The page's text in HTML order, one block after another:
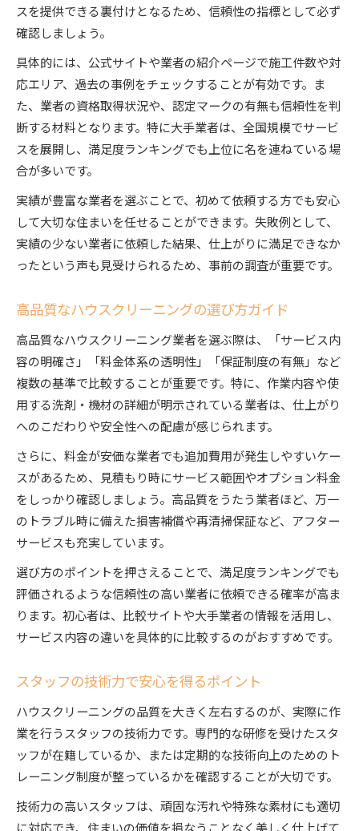
スを提供できる裏付けとなるため、信頼性の指標として必ず
確認しましょう。
具体的には、公式サイトや業者の紹介ページで施工件数や対
応エリア、過去の事例をチェックすることが有効です。ま
た、業者の資格取得状況や、認定マークの有無も信頼性を判
断する材料となります。特に大手業者は、全国規模でサービ
スを展開し、満足度ランキングでも上位に名を連ねている場
合が多いです。
実績が豊富な業者を選ぶことで、初めて依頼する方でも安心
して大切な住まいを任せることができます。失敗例として、
実績の少ない業者に依頼した結果、仕上がりに満足できなか
ったという声も見受けられるため、事前の調査が重要です。
高品質なハウスクリーニングの選び方ガイド
高品質なハウスクリーニング業者を選ぶ際は、「サービス内
容の明確さ」「料金体系の透明性」「保証制度の有無」など
複数の基準で比較することが重要です。特に、作業内容や使
用する洗剤・機材の詳細が明示されている業者は、仕上がり
へのこだわりや安全性への配慮が感じられます。
さらに、料金が安価な業者でも追加費用が発生しやすいケー
スがあるため、見積もり時にサービス範囲やオプション料金
をしっかり確認しましょう。高品質をうたう業者ほど、万一
のトラブル時に備えた損害補償や再清掃保証など、アフター
サービスも充実しています。
選び方のポイントを押さえることで、満足度ランキングでも
評価されるような信頼性の高い業者に依頼できる確率が高ま
ります。初心者は、比較サイトや大手業者の情報を活用し、
サービス内容の違いを具体的に比較するのがおすすめです。
スタッフの技術力で安心を得るポイント
ハウスクリーニングの品質を大きく左右するのが、実際に作
業を行うスタッフの技術力です。専門的な研修を受けたスタ
ッフが在籍しているか、または定期的な技術向上のためのト
レーニング制度が整っているかを確認することが大切です。
技術力の高いスタッフは、頑固な汚れや特殊な素材にも適切
に対応でき、住まいの価値を損なうことなく美しく仕上げて